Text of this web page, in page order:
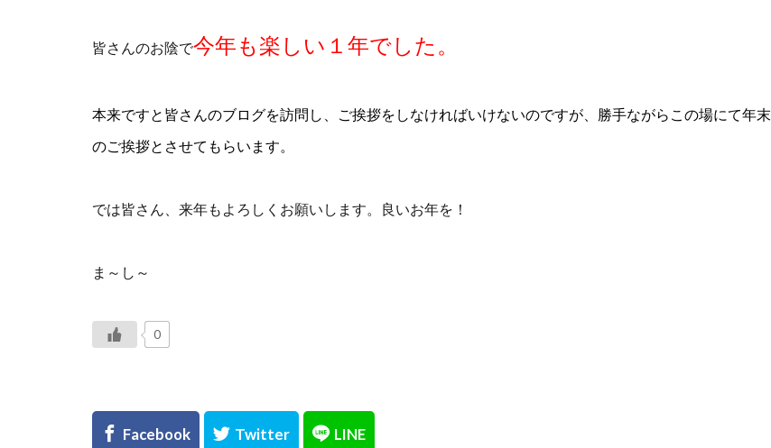
皆さんのお陰で今年も楽しい１年でした。
本来ですと皆さんのブログを訪問し、ご挨拶をしなければいけないのですが、勝手ながらこの場にて年末
のご挨拶とさせてもらいます。
では皆さん、来年もよろしくお願いします。良いお年を！
ま～し～
0